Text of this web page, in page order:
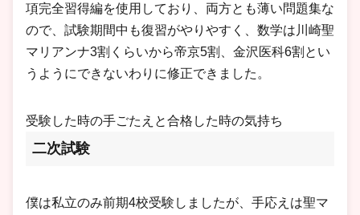
項完全習得編を使用しており、両方とも薄い問題集な
ので、試験期間中も復習がやりやすく、数学は川崎聖
マリアンナ3割くらいから帝京5割、金沢医科6割とい
うようにできないわりに修正できました。
受験した時の手ごたえと合格した時の気持ち
二次試験
僕は私立のみ前期4校受験しましたが、手応えは聖マ